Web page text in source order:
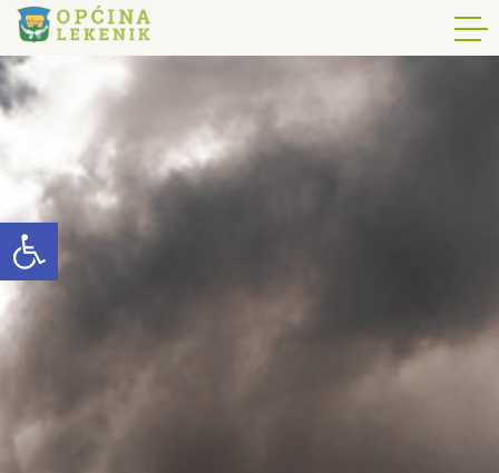
Open toolbar